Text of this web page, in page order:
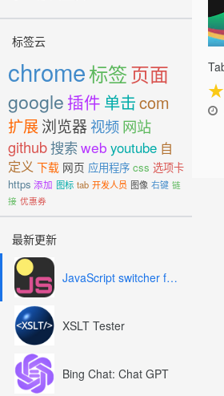
标签云
chrome标签页面
google 插件 单击com
扩展浏览器 视频网站
github搜索web youtube 自
定义 下载 网页 应用程序 css 选项卡
https 添加 图标 tab 开发人员 图像 右键 链
接 优惠券
最新更新
JavaScript switcher for SEO and development
XSLT Tester
Bing Chat: Chat GPT
★